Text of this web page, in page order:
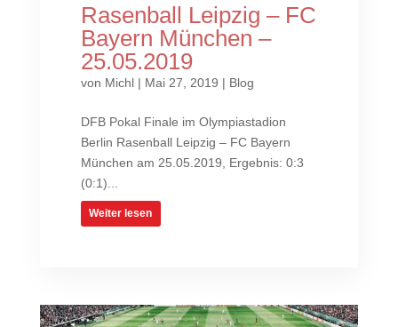
Rasenball Leipzig – FC
Bayern München –
25.05.2019
von Michl| Mai 27, 2019 | Blog
DFB Pokal Finale im Olympiastadion
Berlin Rasenball Leipzig – FC Bayern
München am 25.05.2019, Ergebnis: 0:3
(0:1)...
Weiter lesen